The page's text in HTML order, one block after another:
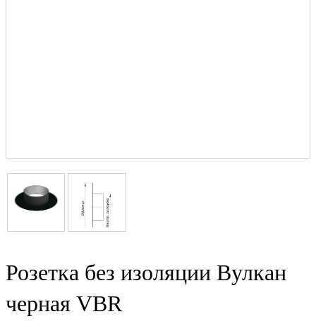
Розетка без изоляции Вулкан
черная VBR